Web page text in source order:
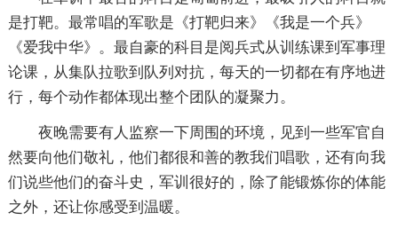
是打靶。最常唱的军歌是《打靶归来》《我是一个兵》
《爱我中华》。最自豪的科目是阅兵式从训练课到军事理
论课，从集队拉歌到队列对抗，每天的一切都在有序地进
行，每个动作都体现出整个团队的凝聚力。
夜晚需要有人监察一下周围的环境，见到一些军官自
然要向他们敬礼，他们都很和善的教我们唱歌，还有向我
们说些他们的奋斗史，军训很好的，除了能锻炼你的体能
之外，还让你感受到温暖。